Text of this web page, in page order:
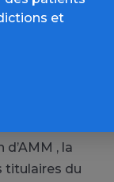
de la
, la
titulaires du
et